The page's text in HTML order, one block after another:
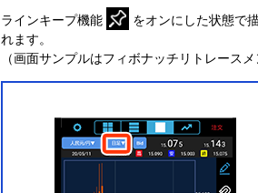
ラインキープ機能
をオンにした状態で
れます。
（画面サンプルはフィボナッチリトレース